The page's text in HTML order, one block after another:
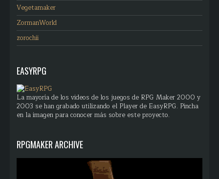
Vegetamaker
ZormanWorld
zorochii
EASYRPG
La mayoría de los videos de los juegos de RPG Maker 2000 y
2003 se han grabado utilizando el Player de EasyRPG. Pincha
en la imagen para conocer más sobre este proyecto.
RPGMAKER ARCHIVE